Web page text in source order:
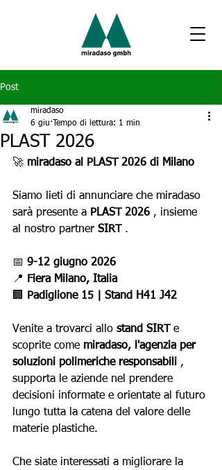
Post
PLAST 2026
miradaso
6 giu
Tempo di lettura: 1 min
🚀 miradaso al PLAST 2026 di Milano
Siamo lieti di annunciare che miradaso
sarà presente a PLAST 2026 , insieme
al nostro partner SIRT .
📅 9-12 giugno 2026
📍
Fiera Milano, Italia
🏢
Padiglione 15 | Stand H41 J42
Venite a trovarci allo stand SIRT
e
scoprite come miradaso, l'agenzia per
soluzioni polimeriche responsabili ,
supporta le aziende nel prendere
decisioni informate e orientate al futuro
lungo tutta la catena del valore delle
materie plastiche.
Che siate interessati a migliorare la